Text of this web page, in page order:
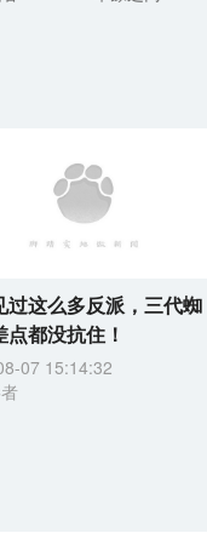
过这么多反派，三代蜘
点都没抗住！
07 15:14:32